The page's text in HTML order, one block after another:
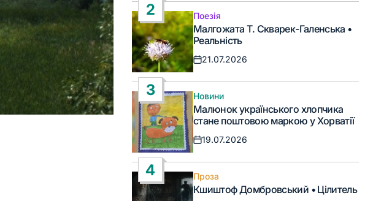
2
Опублікувати
у
Поезія
Малгожата Т. Скварек-Галенська •
Реальність
Дата
21.07.2026
3
Опублікувати
у
Новини
Малюнок українського хлопчика
стане поштовою маркою у Хорватії
Дата
19.07.2026
4
Опублікувати
у
Проза
Кшиштоф Домбровський • Цілитель